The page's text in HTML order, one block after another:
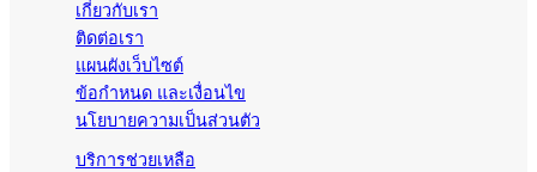
เกี่ยวกับเรา
ติดต่อเรา
แผนผังเว็บไซต์
ข้อกำหนด และเงื่อนไข
นโยบายความเป็นส่วนตัว
บริการช่วยเหลือ